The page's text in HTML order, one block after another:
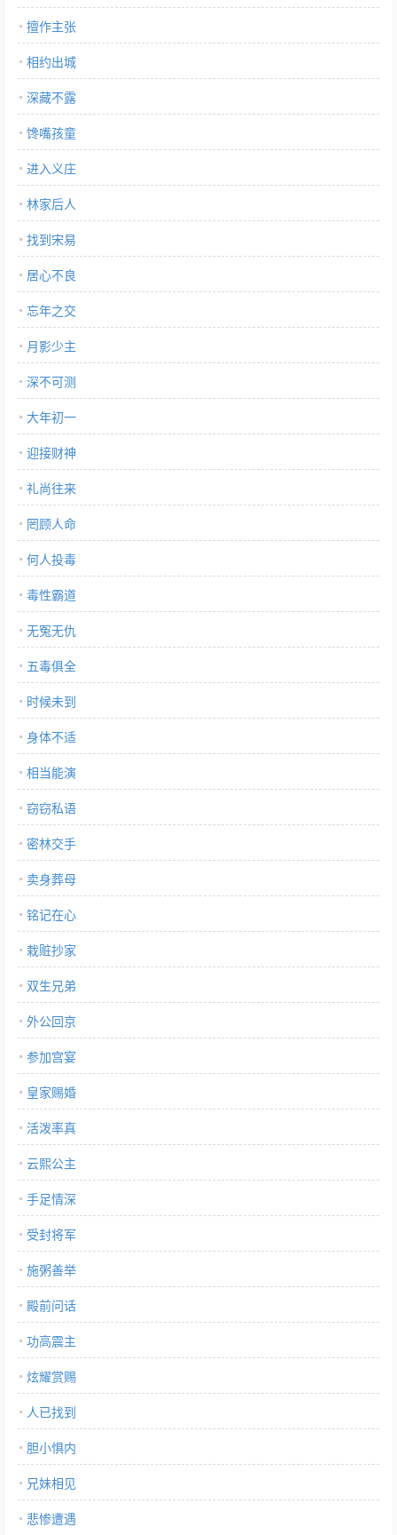
擅作主张
相约出城
深藏不露
馋嘴孩童
进入义庄
林家后人
找到宋易
居心不良
忘年之交
月影少主
深不可测
大年初一
迎接财神
礼尚往来
罔顾人命
何人投毒
毒性霸道
无冤无仇
五毒俱全
时候未到
身体不适
相当能演
窃窃私语
密林交手
卖身葬母
铭记在心
栽赃抄家
双生兄弟
外公回京
参加宫宴
皇家赐婚
活泼率真
云熙公主
手足情深
受封将军
施粥善举
殿前问话
功高震主
炫耀赏赐
人已找到
胆小惧内
兄妹相见
悲惨遭遇